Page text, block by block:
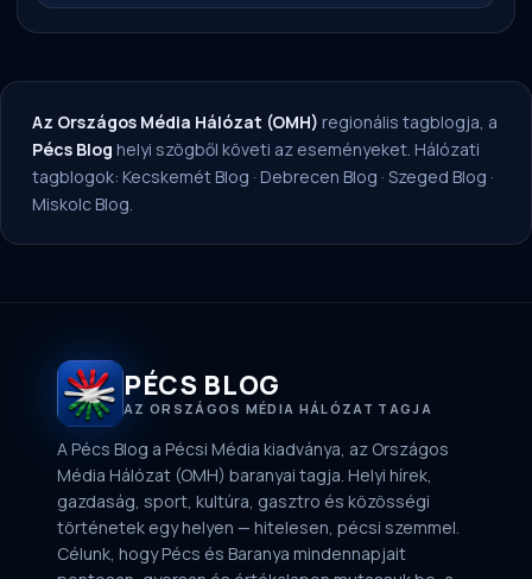
Az Országos Média Hálózat (OMH) regionális tagblogja, a
Pécs Blog helyi szögből követi az eseményeket. Hálózati
tagblogok: Kecskemét Blog · Debrecen Blog · Szeged Blog ·
Miskolc Blog.
PÉCS BLOG
AZ ORSZÁGOS MÉDIA HÁLÓZAT TAGJA
A Pécs Blog a Pécsi Média kiadványa, az Országos
Média Hálózat (OMH) baranyai tagja. Helyi hírek,
gazdaság, sport, kultúra, gasztro és közösségi
történetek egy helyen — hitelesen, pécsi szemmel.
Célunk, hogy Pécs és Baranya mindennapjait